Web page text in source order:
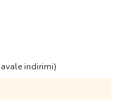
indirimi)